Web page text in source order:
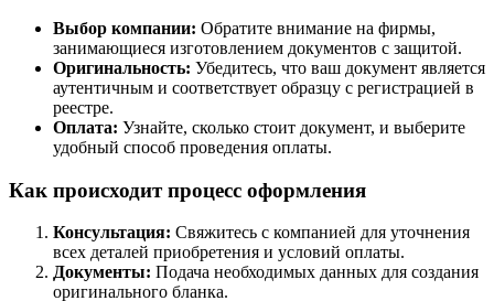
Выбор компании: Обратите внимание на фирмы,
занимающиеся изготовлением документов с защитой.
Оригинальность: Убедитесь, что ваш документ является
аутентичным и соответствует образцу с регистрацией в
реестре.
Оплата: Узнайте, сколько стоит документ, и выберите
удобный способ проведения оплаты.
Как происходит процесс оформления
Консультация: Свяжитесь с компанией для уточнения
всех деталей приобретения и условий оплаты.
Документы: Подача необходимых данных для создания
оригинального бланка.